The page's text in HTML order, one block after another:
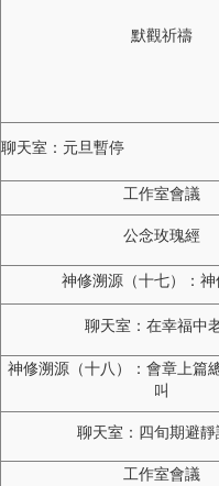
默觀祈禱
聊天室：元旦暫停
工作室會議
公念玫瑰經
神修溯源（十七）：
聊天室：在幸福中
神修溯源（十八）：會章上篇
叫
聊天室：四旬期避
工作室會議